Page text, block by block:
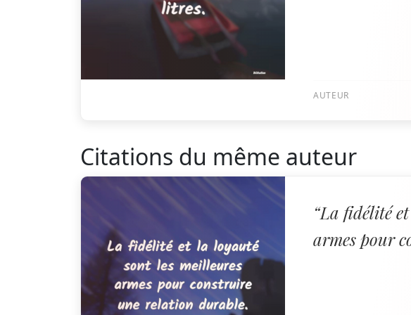
AUTEUR
Citations du même auteur
“La fidélité
armes pour